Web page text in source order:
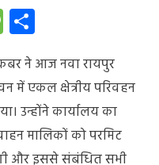
क्षेत्रीय
परिवहन
कार्यालय
का
शुभारंभ
Message
ने आज नवा रायपुर
में एकल क्षेत्रीय परिवहन
उन्होंने कार्यालय का
मालिकों को परमिट
और इससे संबंधित सभी